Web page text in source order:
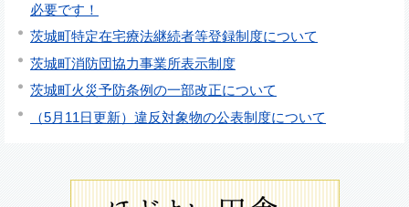
必要です！
茨城町特定在宅療法継続者等登録制度について
茨城町消防団協力事業所表示制度
茨城町火災予防条例の一部改正について
（5月11日更新）違反対象物の公表制度について